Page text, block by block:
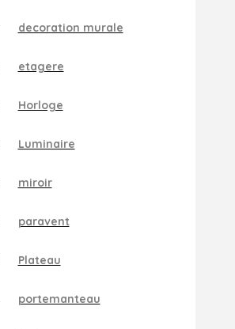
decoration murale
etagere
Horloge
Luminaire
miroir
paravent
Plateau
portemanteau